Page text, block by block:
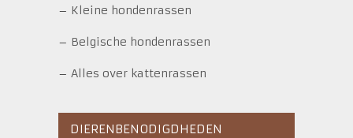
– Kleine hondenrassen
– Belgische hondenrassen
– Alles over kattenrassen
DIERENBENODIGDHEDEN